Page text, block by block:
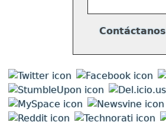
Contáctanos